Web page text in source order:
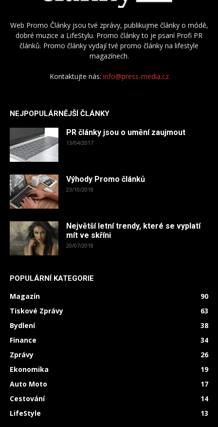
Web Promo Články jsou tvé zprávy, publikujme články o módě,
dobré muzice a LifeStylu. Promo články to je psaní Profi PR
článků. Promo články vydají tvé promo články na lifestyle
magazínech.
Kontaktujte nás: info@press-media.cz
NEJPOPULÁRNĚJŠÍ ČLÁNKY
PR články jsou o umění zaujmout
13/04/2017
Výhody Promo článků
23/10/2018
Největší letní trendy, které se vyplatí
mít ve skříni
20/07/2018
POPULÁRNÍ KATEGORIE
Magazín
90
Tiskové Zprávy
63
Bydlení
38
Finance
34
Zprávy
26
Ekonomika
19
Auto Moto
17
Cestování
14
LifeStyle
13